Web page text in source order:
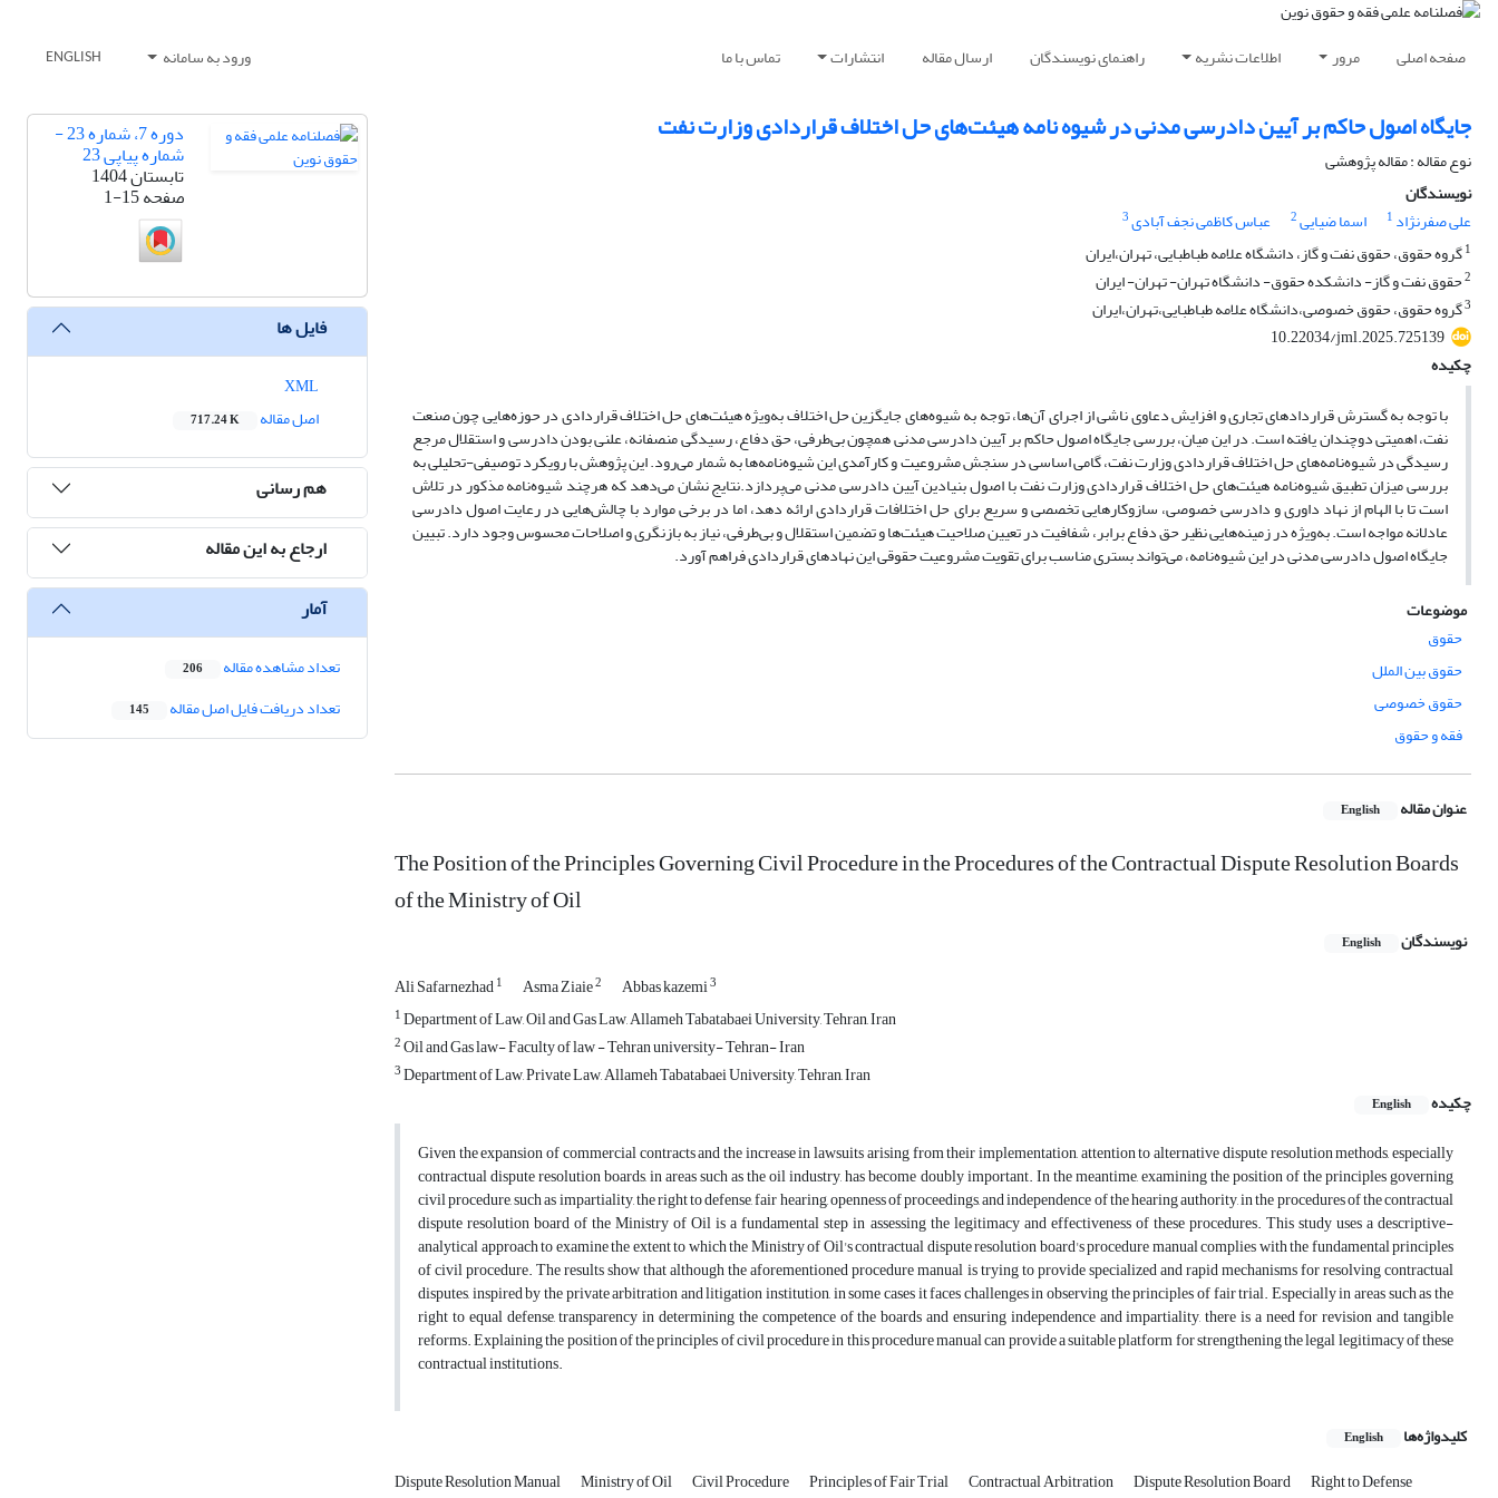
صفحه اصلی مرور اطلاعات نشریه راهنمای نویسندگان ارسال مقاله انتشارات تماس با ما ورود به سامانه ENGLISH
جایگاه اصول حاکم بر آیین دادرسی مدنی در شیوه نامه هیئت‌های حل اختلاف قراردادی وزارت نفت
نوع مقاله : مقاله پژوهشی
نویسندگان
علی صفرنژاد 1 اسما ضیایی2 عباس کاظمی نجف آبادی3
1گروه حقوق، حقوق نفت و گاز، دانشگاه علامه طباطبایی، تهران،ایران
2حقوق نفت و گاز- دانشکده حقوق- دانشگاه تهران- تهران- ایران
3گروه حقوق، حقوق خصوصی،دانشگاه علامه طباطبایی،تهران،ایران
10.22034/jml.2025.725139
چکیده
با توجه به گسترش قراردادهای تجاری و افزایش دعاوی ناشی از اجرای آن‌ها، توجه به شیوه‌های جایگزین حل اختلاف به‌ویژه هیئت‌های حل اختلاف قراردادی در حوزه‌هایی چون صنعت
نفت، اهمیتی دوچندان یافته است. در این میان، بررسی جایگاه اصول حاکم بر آیین دادرسی مدنی همچون بی‌طرفی، حق دفاع، رسیدگی منصفانه، علنی بودن دادرسی و استقلال مرجع
رسیدگی در شیوه‌نامه‌های حل اختلاف قراردادی وزارت نفت، گامی اساسی در سنجش مشروعیت و کارآمدی این شیوه‌نامه‌ها به شمار می‌رود. این پژوهش با رویکرد توصیفی-تحلیلی به
بررسی میزان تطبیق شیوه‌نامه هیئت‌های حل اختلاف قراردادی وزارت نفت با اصول بنیادین آیین دادرسی مدنی می‌پردازد.نتایج نشان می‌دهد که هرچند شیوه‌نامه مذکور در تلاش
است تا با الهام از نهاد داوری و دادرسی خصوصی، سازوکارهایی تخصصی و سریع برای حل اختلافات قراردادی ارائه دهد، اما در برخی موارد با چالش‌هایی در رعایت اصول دادرسی
عادلانه مواجه است. به‌ویژه در زمینه‌هایی نظیر حق دفاع برابر، شفافیت در تعیین صلاحیت هیئت‌ها و تضمین استقلال و بی‌طرفی، نیاز به بازنگری و اصلاحات محسوس وجود دارد. تبیین
جایگاه اصول دادرسی مدنی در این شیوه‌نامه، می‌تواند بستری مناسب برای تقویت مشروعیت حقوقی این نهادهای قراردادی فراهم آورد.
موضوعات
حقوق
حقوق بین الملل
حقوق خصوصی
فقه و حقوق
عنوان مقاله English
The Position of the Principles Governing Civil Procedure in the Procedures of the Contractual Dispute Resolution Boards
of the Ministry of Oil
نویسندگان English
Ali Safarnezhad1 Asma Ziaie2 Abbas kazemi3
1Department of Law, Oil and Gas Law, Allameh Tabatabaei University, Tehran, Iran
2Oil and Gas law- Faculty of law - Tehran university- Tehran- Iran
3Department of Law, Private Law, Allameh Tabatabaei University, Tehran, Iran
چکیده
English
Given the expansion of commercial contracts and the increase in lawsuits arising from their implementation, attention to alternative dispute resolution methods, especially
contractual dispute resolution boards, in areas such as the oil industry, has become doubly important. In the meantime, examining the position of the principles governing
civil procedure, such as impartiality, the right to defense, fair hearing, openness of proceedings, and independence of the hearing authority, in the procedures of the contractual
dispute resolution board of the Ministry of Oil is a fundamental step in assessing the legitimacy and effectiveness of these procedures. This study uses a descriptive-
analytical approach to examine the extent to which the Ministry of Oil's contractual dispute resolution board's procedure manual complies with the fundamental principles
of civil procedure. The results show that although the aforementioned procedure manual is trying to provide specialized and rapid mechanisms for resolving contractual
disputes, inspired by the private arbitration and litigation institution, in some cases it faces challenges in observing the principles of fair trial. Especially in areas such as the
right to equal defense, transparency in determining the competence of the boards and ensuring independence and impartiality, there is a need for revision and tangible
reforms. Explaining the position of the principles of civil procedure in this procedure manual can provide a suitable platform for strengthening the legal legitimacy of these
contractual institutions.
کلیدواژه‌ها English
Dispute Resolution Manual Ministry of Oil Civil Procedure Principles of Fair Trial Contractual Arbitration Dispute Resolution Board Right to Defense
دوره 7، شماره 23 -
شماره پیاپی 23
تابستان 1404
صفحه1-15
فایل ها
اصل مقاله
717.24 K
هم رسانی
ارجاع به این مقاله
آمار
تعداد مشاهده مقاله 206
تعداد دریافت فایل اصل مقاله 145